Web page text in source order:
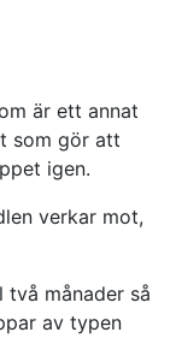
är ett annat
som gör att
igen.
verkar mot,
två månader så
av typen